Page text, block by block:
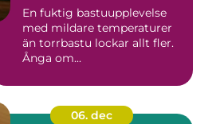
En fuktig bastuupplevelse
med mildare temperaturer
än torrbastu lockar allt fler.
Ånga om...
06. dec